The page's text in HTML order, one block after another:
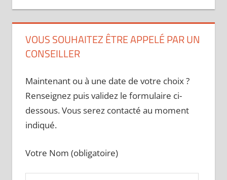
VOUS SOUHAITEZ ÊTRE APPELÉ PAR UN
CONSEILLER
Maintenant ou à une date de votre choix ?
Renseignez puis validez le formulaire ci-
dessous. Vous serez contacté au moment
indiqué.
Votre Nom (obligatoire)